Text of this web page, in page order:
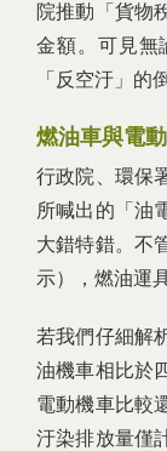
院推動「貨物
金額。可見無
「反空汙」的
燃油車與電
行政院、環保
所喊出的「油
大錯特錯。不
示），燃油運
若我們仔細解
油機車相比於
電動機車比較
汙染排放量僅